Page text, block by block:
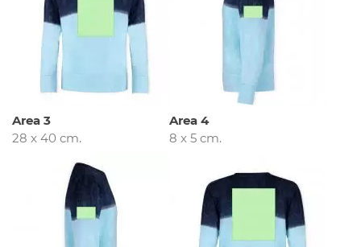
Area 3
28 x 40 cm.
Area 4
8 x 5 cm.